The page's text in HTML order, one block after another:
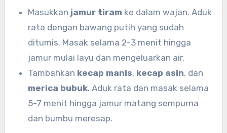
Masukkan jamur tiram ke dalam wajan. Aduk
rata dengan bawang putih yang sudah
ditumis. Masak selama 2-3 menit hingga
jamur mulai layu dan mengeluarkan air.
Tambahkan kecap manis, kecap asin, dan
merica bubuk. Aduk rata dan masak selama
5-7 menit hingga jamur matang sempurna
dan bumbu meresap.